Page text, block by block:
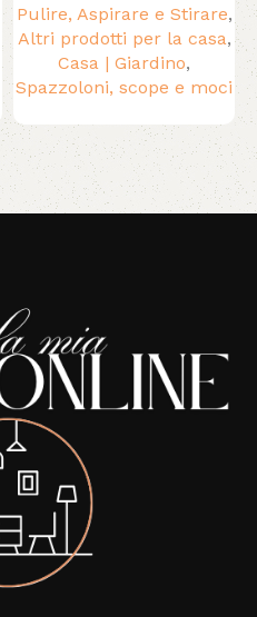
Pulire, Aspirare e Stirare,
Altri prodotti per la casa,
Casa | Giardino,
Spazzoloni, scope e moci